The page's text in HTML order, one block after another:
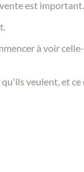
est important.
à voir
veulent, et